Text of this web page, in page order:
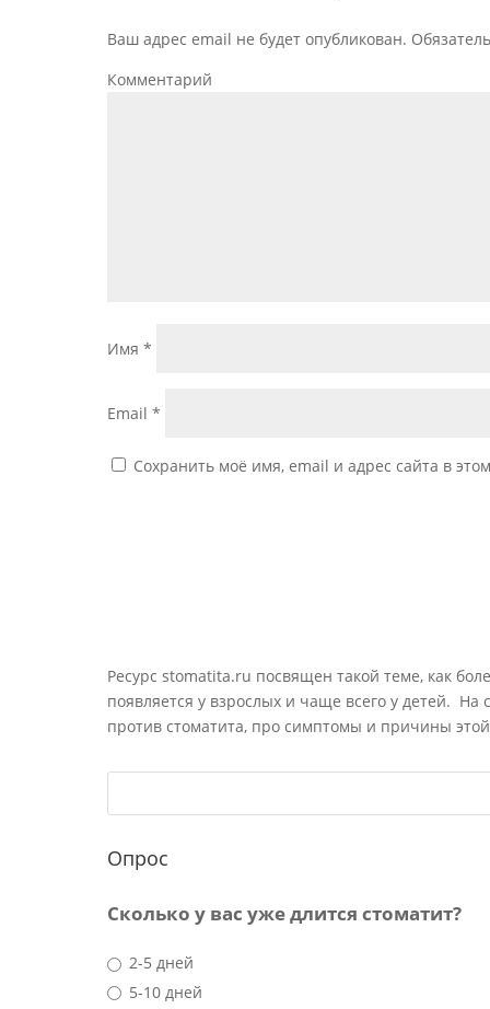
Ваш адрес email не будет опубликован.
Комментарий
Имя *
Email *
Сохранить моё имя, email и адрес сайта в
Ресурс stomatita.ru посвящен такой теме, как
появляется у взрослых и чаще всего у детей.
против стоматита, про симптомы и причины
Опрос
Сколько у вас уже длится стоматит?
2-5 дней
5-10 дней